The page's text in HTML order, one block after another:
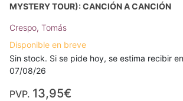
MYSTERY TOUR): CANCIÓN A CANCIÓN
Crespo, Tomás
Disponible en breve
Sin stock. Si se pide hoy, se estima recibir
07/08/26
PVP. 13,95€